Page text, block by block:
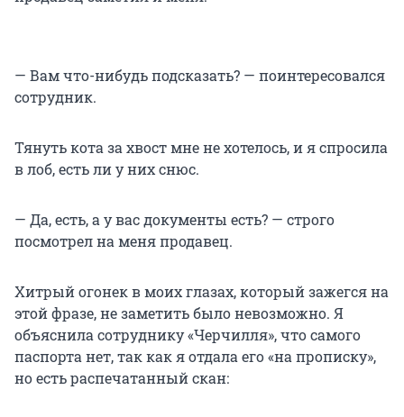
— Вам что-нибудь подсказать? — поинтересовался
сотрудник.
Тянуть кота за хвост мне не хотелось, и я спросила
в лоб, есть ли у них снюс.
— Да, есть, а у вас документы есть? — строго
посмотрел на меня продавец.
Хитрый огонек в моих глазах, который зажегся на
этой фразе, не заметить было невозможно. Я
объяснила сотруднику «Черчилля», что самого
паспорта нет, так как я отдала его «на прописку»,
но есть распечатанный скан: